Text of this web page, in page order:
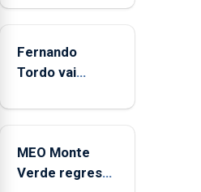
Fernando
Tordo vai
anos de
Coliseu
Micaelense
MEO Monte
Verde regressa